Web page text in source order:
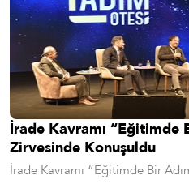
İrade Kavramı “Eğitimde
Zirvesinde Konuşuldu
İrade Kavramı “Eğitimde Bir